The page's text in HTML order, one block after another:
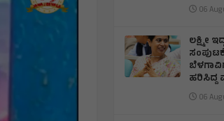
06
ಲಕ್ಷ್ಮೀ
06